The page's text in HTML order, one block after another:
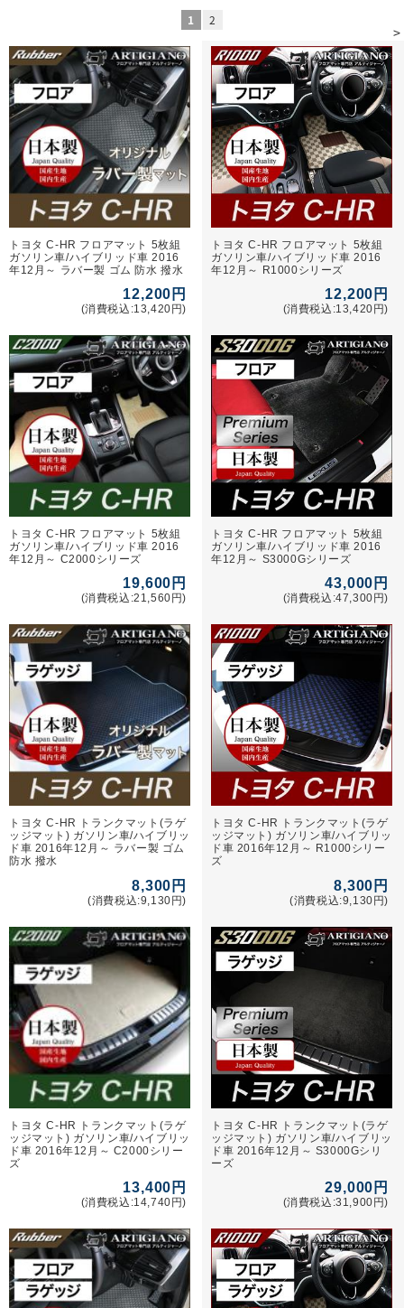
>
1 2
トヨタ C-HR フロアマット 5枚組
ガソリン車/ハイブリッド車 2016
年12月～ ラバー製 ゴム 防水 撥水
12,200円
(消費税込:13,420円)
トヨタ C-HR フロアマット 5枚組
ガソリン車/ハイブリッド車 2016
年12月～ R1000シリーズ
12,200円
(消費税込:13,420円)
トヨタ C-HR フロアマット 5枚組
ガソリン車/ハイブリッド車 2016
年12月～ C2000シリーズ
19,600円
(消費税込:21,560円)
トヨタ C-HR フロアマット 5枚組
ガソリン車/ハイブリッド車 2016
年12月～ S3000Gシリーズ
43,000円
(消費税込:47,300円)
トヨタ C-HR トランクマット(ラゲ
ッジマット) ガソリン車/ハイブリッ
ド車 2016年12月～ ラバー製 ゴム
防水 撥水
8,300円
(消費税込:9,130円)
トヨタ C-HR トランクマット(ラゲ
ッジマット) ガソリン車/ハイブリッ
ド車 2016年12月～ R1000シリー
ズ
8,300円
(消費税込:9,130円)
トヨタ C-HR トランクマット(ラゲ
ッジマット) ガソリン車/ハイブリッ
ド車 2016年12月～ C2000シリー
ズ
13,400円
(消費税込:14,740円)
トヨタ C-HR トランクマット(ラゲ
ッジマット) ガソリン車/ハイブリッ
ド車 2016年12月～ S3000Gシリ
ーズ
29,000円
(消費税込:31,900円)